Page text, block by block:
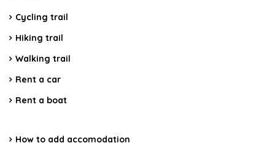
Cycling trail
Hiking trail
Walking trail
Rent a car
Rent a boat
How to add accomodation